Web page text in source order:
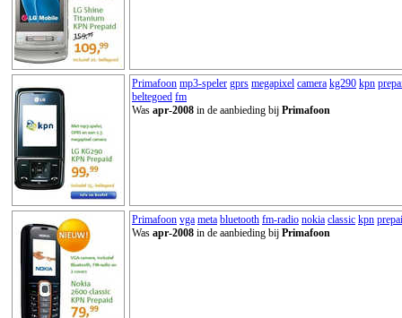
Primafoon mp3-speler gprs megapixel camera kg290 kpn
beltegoed fm
Was apr-2008 in de aanbieding bij Primafoon
Primafoon vga meta bluetooth fm-radio nokia classic kpn
Was apr-2008 in de aanbieding bij Primafoon